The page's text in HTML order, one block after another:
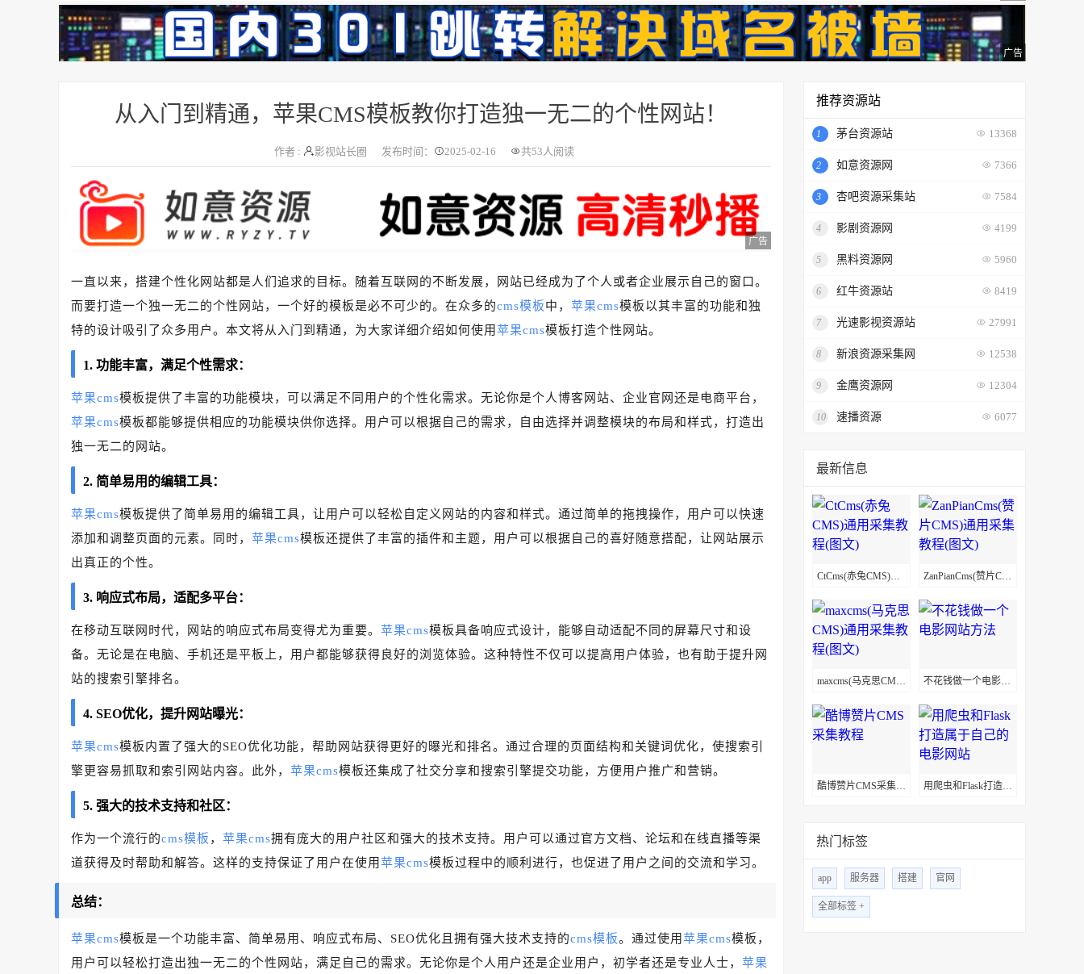
广告
从入门到精通，苹果CMS模板教你打造独一无二的个性网站！
作者 : 影视站长圈 发布时间： 2025-02-16 共53人阅读
广告
一直以来，搭建个性化网站都是人们追求的目标。随着互联网的不断发展，网站已经成为了个人或者企业展示自己的窗口。
而要打造一个独一无二的个性网站，一个好的模板是必不可少的。在众多的cms模板中， 苹果cms模板以其丰富的功能和独
特的设计吸引了众多用户。本文将从入门到精通，为大家详细介绍如何使用苹果cms模板打造个性网站。
1. 功能丰富，满足个性需求：
苹果cms模板提供了丰富的功能模块，可以满足不同用户的个性化需求。无论你是个人博客网站、企业官网还是电商平台，
苹果cms模板都能够提供相应的功能模块供你选择。用户可以根据自己的需求，自由选择并调整模块的布局和样式，打造出
独一无二的网站。
2. 简单易用的编辑工具：
苹果cms模板提供了简单易用的编辑工具，让用户可以轻松自定义网站的内容和样式。通过简单的拖拽操作，用户可以快速
添加和调整页面的元素。同时， 苹果cms模板还提供了丰富的插件和主题，用户可以根据自己的喜好随意搭配，让网站展示
出真正的个性。
3. 响应式布局，适配多平台：
在移动互联网时代，网站的响应式布局变得尤为重要。 苹果cms模板具备响应式设计，能够自动适配不同的屏幕尺寸和设
备。无论是在电脑、手机还是平板上，用户都能够获得良好的浏览体验。这种特性不仅可以提高用户体验，也有助于提升网
站的搜索引擎排名。
4. SEO优化，提升网站曝光：
苹果cms模板内置了强大的SEO优化功能，帮助网站获得更好的曝光和排名。通过合理的页面结构和关键词优化，使搜索引
擎更容易抓取和索引网站内容。此外， 苹果cms模板还集成了社交分享和搜索引擎提交功能，方便用户推广和营销。
5. 强大的技术支持和社区：
作为一个流行的cms模板 ， 苹果cms拥有庞大的用户社区和强大的技术支持。用户可以通过官方文档、论坛和在线直播等渠
道获得及时帮助和解答。这样的支持保证了用户在使用苹果cms模板过程中的顺利进行，也促进了用户之间的交流和学习。
总结：
苹果cms模板是一个功能丰富、简单易用、响应式布局、SEO优化且拥有强大技术支持的cms模板。通过使用苹果cms模板，
用户可以轻松打造出独一无二的个性网站，满足自己的需求。无论你是个人用户还是企业用户，初学者还是专业人士， 苹果
推荐资源站
1 茅台资源站 13368
2 如意资源网 7366
3 杏吧资源采集站 7584
4 影剧资源网 4199
5 黑料资源网 5960
6 红牛资源站 8419
7 光速影视资源站 27991
8 新浪资源采集网 12538
9 金鹰资源网 12304
10 速播资源 6077
最新信息
CtCms(赤兔CMS)通用采集教程(图文) ZanPianCms(赞片CMS)通用采集教程(图文)
maxcms(马克思CMS)通用采集教程(图文) 不花钱做一个电影网站方法
酷博赞片CMS采集教程 用爬虫和Flask打造属于自己的电影网站
热门标签
app 服务器 搭建 官网
全部标签 +